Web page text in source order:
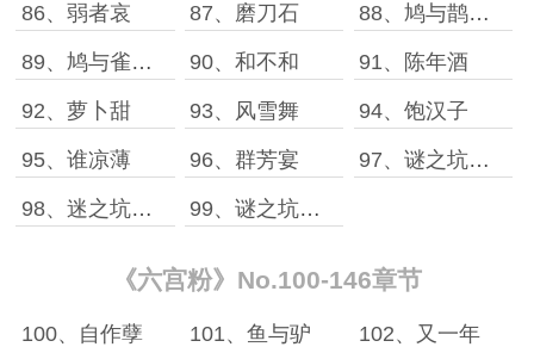
86、弱者哀 87、磨刀石 88、鸠与鹊［上］
89、鸠与雀［下］ 90、和不和 91、陈年酒
92、萝卜甜 93、风雪舞 94、饱汉子
95、谁凉薄 96、群芳宴 97、谜之坑［上］
98、迷之坑［中］ 99、谜之坑［下］
《六宫粉》No.100-146章节
100、自作孽 101、鱼与驴 102、又一年